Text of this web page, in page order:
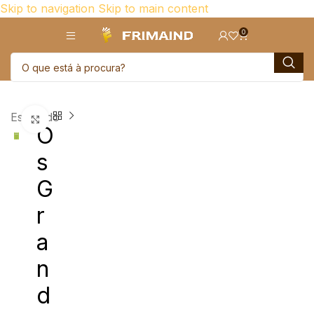
Skip to navigation Skip to main content
0
EsgotadoClick para aumentar
O
s
G
r
a
n
d